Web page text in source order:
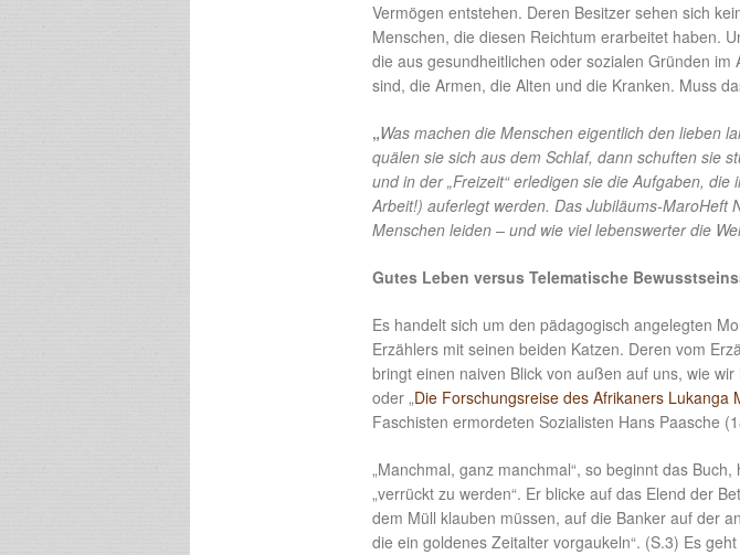
Vermögen entstehen. Deren Besitzer sehen sich
Menschen, die diesen Reichtum erarbeitet haben.
die aus gesundheitlichen oder sozialen Gründen
sind, die Armen, die Alten und die Kranken. Muss
„Was machen die Menschen eigentlich den lieben
quälen sie sich aus dem Schlaf, dann schuften sie
und in der „Freizeit“ erledigen sie die Aufgaben,
Arbeit!) auferlegt werden. Das Jubiläums-MaroHeft
Menschen leiden – und wie viel lebenswerter die
Gutes Leben versus Telematische
Es handelt sich um den pädagogisch angelegten
Erzählers mit seinen beiden Katzen. Deren vom
bringt einen naiven Blick von außen auf uns, wie
oder „Die Forschungsreise des Afrikaners Lukanga
Faschisten ermordeten Sozialisten Hans Paasche
„Manchmal, ganz manchmal“, so beginnt das
„verrückt zu werden“. Er blicke auf das Elend der
dem Müll klauben müssen, auf die Banker auf der
die ein goldenes Zeitalter vorgaukeln“. (S.3) Es